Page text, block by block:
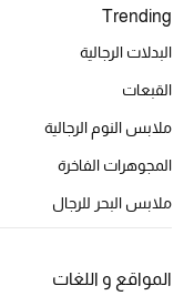
حقائب رجالية
أبرز المصممين
أبرز الحقائب
Trending
البدلات الرجالية
القبعات
ملابس النوم الرجالية
المجوهرات الفاخرة
ملابس البحر للرجال
المواقع و اللغات